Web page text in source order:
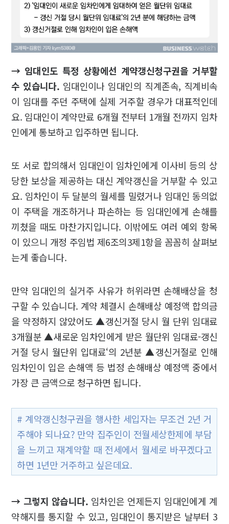
→ 임대인도 특정 상황에선 계약갱신청구권을 거부할
수 있습니다. 임대인이나 임대인의 직계존속, 직계비속
이 임대를 주던 주택에 실제 거주할 경우가 대표적인데
요. 임대인이 계약만료 6개월 전부터 1개월 전까지 임차
인에게 통보하고 입주하면 됩니다.
또 서로 합의해서 임대인이 임차인에게 이사비 등의 상
당한 보상을 제공하는 대신 계약갱신을 거부할 수 있고
요. 임차인이 두 달분의 월세를 밀렸거나 임대인 동의없
이 주택을 개조하거나 파손하는 등 임대인에게 손해를
끼쳤을 때도 마찬가지입니다. 이밖에도 여러 예외 항목
이 있으니 개정 주임법 제6조의3제1항을 꼼꼼히 살펴보
는게 좋습니다.
만약 임대인의 실거주 사유가 허위라면 손해배상을 청
구할 수 있습니다. 계약 체결시 손해배상 예정액 합의금
을 약정하지 않았어도 ▲갱신거절 당시 월 단위 임대료
3개월분 ▲새로운 임차인에게 받은 월단위 임대료-갱신
거절 당시 월단위 입대료‘의 2년분 ▲갱신거절로 인해
임차인이 입은 손해액 등 법정 손해배상 예정액 중에서
가장 큰 금액으로 청구하면 됩니다.
# 계약갱신청구권을 행사한 세입자는 무조건 2년 거
주해야 되나요? 만약 집주인이 전월세상한제에 부담
을 느끼고 재계약할 때 전세에서 월세로 바꾸겠다고
하면 1년만 거주하고 싶은데요.
→ 그렇지 않습니다. 임차인은 언제든지 임대인에게 계
약해지를 통지할 수 있고, 임대인이 통지받은 날부터 3